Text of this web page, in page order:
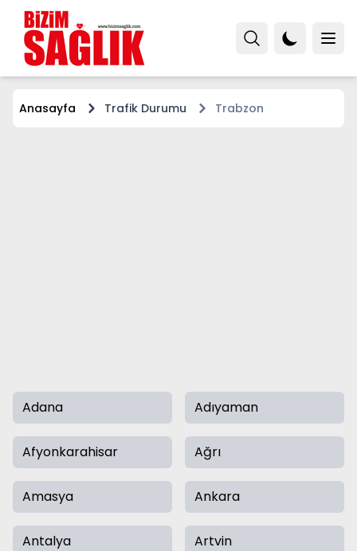
Anasayfa Trafik Durumu Trabzon
Adana Adıyaman
Afyonkarahisar Ağrı
Amasya Ankara
Antalya Artvin